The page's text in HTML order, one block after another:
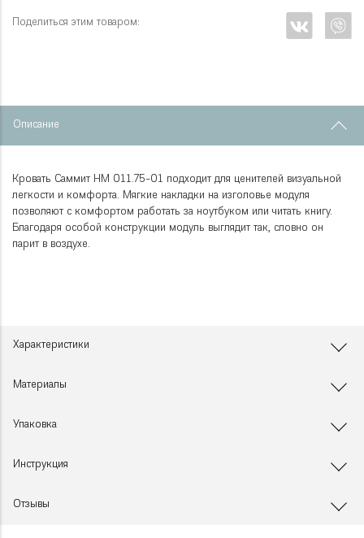
Поделиться этим товаром:
Описание
Кровать Саммит НМ 011.75-01 подходит для ценителей визуальной
легкости и комфорта. Мягкие накладки на изголовье модуля
позволяют с комфортом работать за ноутбуком или читать книгу.
Благодаря особой конструкции модуль выглядит так, словно он
парит в воздухе.
Характеристики
Материалы
Упаковка
Инструкция
Отзывы